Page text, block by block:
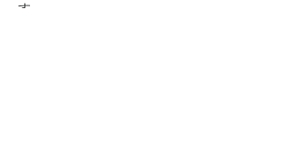
す。